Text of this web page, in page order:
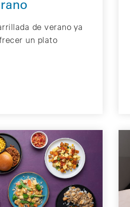
de verano ya
un plato